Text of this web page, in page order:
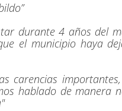
durante 4 años del
el municipio haya
carencias
hablado de manera